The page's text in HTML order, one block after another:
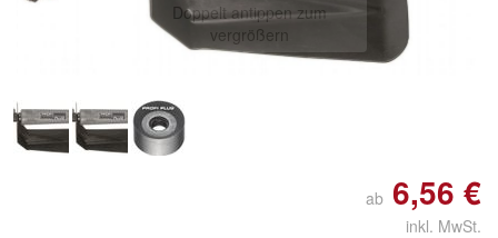
Doppelt antippen zum
vergrößern
ab 6,56 €
inkl. MwSt.